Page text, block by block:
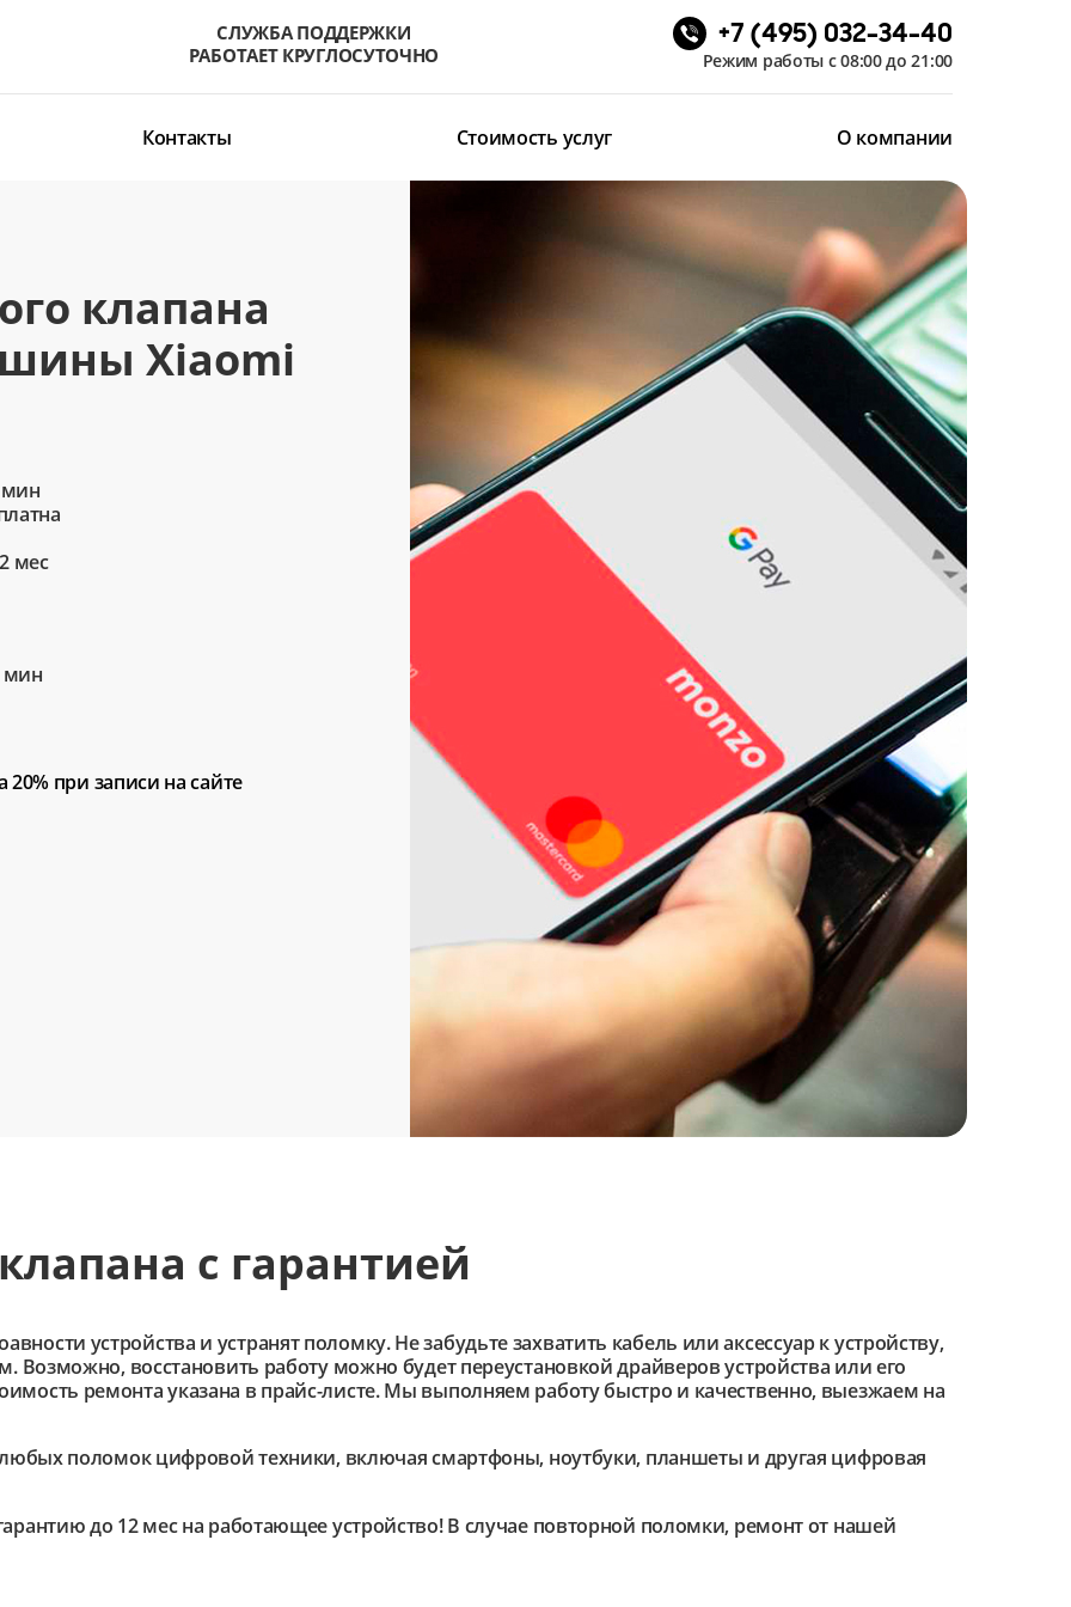
СЛУЖБА ПОДДЕРЖКИ
РАБОТАЕТ КРУГЛОСУТОЧНО
+7 (495) 032-34-40
Режим работы с 08:00 до 21:00
Контакты Стоимость услуг О компании
клапана
Xiaomi
мин
мес
мин
20% при записи на сайте
с гарантией
устройства и устранят поломку. Не забудьте захватить кабель или аксессуар к устройству,
Возможно, восстановить работу можно будет переустановкой драйверов устройства или его
ремонта указана в прайс-листе. Мы выполняем работу быстро и качественно, выезжаем на
поломок цифровой техники, включая смартфоны, ноутбуки, планшеты и другая цифровая
до 12 мес на работающее устройство! В случае повторной поломки, ремонт от нашей